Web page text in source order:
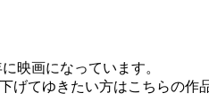
映画になっています。
てゆきたい方はこちらの作